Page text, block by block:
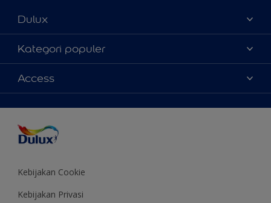
Dulux
Tentang Kami
Contact us
Temukan toko
Kategori populer
Warna
Produk
Inspirasi
Saran Mendekorasi
Colour of the Year
Access
Kebijakan Cookie
Kebijakan Privasi